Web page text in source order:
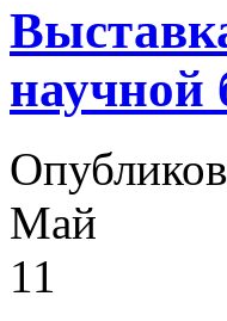
научной
Май
11